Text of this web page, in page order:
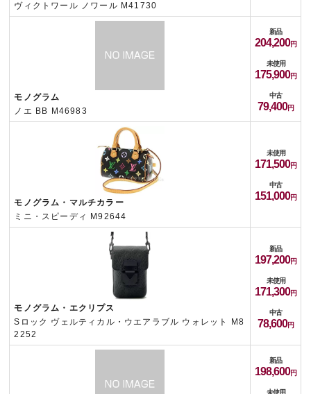
ヴィクトワール ノワール M41730
モノグラム
ノエ BB M46983
新品
204,200
未使用
175,900
中古
79,400
モノグラム・マルチカラー
ミニ・スピーディ M92644
未使用
171,500
中古
151,000
モノグラム・エクリプス
Sロック ヴェルティカル・ウエアラブル ウォレット M8
2252
新品
197,200
未使用
171,300
中古
78,600
新品
198,600